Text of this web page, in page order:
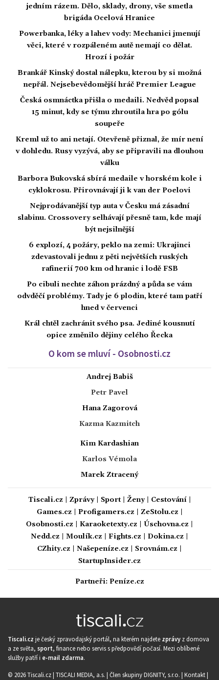
jedním rázem. Dělo, sklady, drony, vše smetla
brigáda Ocelová Hranice
Powerbanka, léky a lahev vody: Mechanici jmenují
věci, které v rozpáleném autě nemají co dělat.
Hrozí i požár
Brankář Kinský dostal nálepku, kterou by si možná
nepřál. Nejsebevědomější hráč Premier League
Česká osmnáctka přišla o medaili. Nedvěd popsal
15 minut, kdy se týmu zhroutila hra po gólu
soupeře
Kreml už to ani netají. Otevřeně přiznal, že mír není
v dohledu. Rusy vyzývá, aby se připravili na dlouhou
válku
Barbora Bukovská sbírá medaile v horském kole i
cyklokrosu. Přirovnávají ji k van der Poelovi
Nejprodávanější typ auta v Česku má zásadní
slabinu. Crossovery selhávají přesně tam, kde mají
být nejsilnější
6 explozí, 4 požáry, peklo na zemi: Ukrajinci
zdevastovali jednu z pěti největších ruských
rafinerií 700 km od hranic i lodě FSB
Po cibuli nechte záhon prázdný a půda se vám
odvděčí problémy. Tady je 6 plodin, které tam patří
hned v červenci
Král chtěl zachránit svého psa. Jediné kousnutí
opice změnilo dějiny celého Řecka
O kom se mluví - Osobnosti.cz
Andrej Babiš
Petr Pavel
Hana Zagorová
Kazma Kazmitch
Kim Kardashian
Karlos Vémola
Marek Ztracený
Tiscali.cz Zprávy| Sport| Ženy| Cestování|
Games.cz
Profigamers.cz ZeStolu.cz
Osobnosti.cz
Karaoketexty.cz Úschovna.cz
Nedd.cz
Moulík.cz Fights.cz Dokina.cz
CZhity.cz
Našepeníze.cz Srovnám.cz
StartupInsider.cz
Partneři: Peníze.cz
Tiscali.cz je český zpravodajský portál, na kterém najdete zprávy z domova
a ze světa, sport, finance nebo servis s předpovědí počasí. Mezi oblíbené
služby patří i e-mail zdarma.
© 2026 Tiscali.cz | TISCALI MEDIA, a.s. | Člen skupiny DIGNITY, s.r.o. | Kontakt|